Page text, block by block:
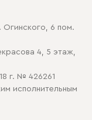
Огинского, 6 пом.
4, 5 этаж,
г. № 426261
исполнительным